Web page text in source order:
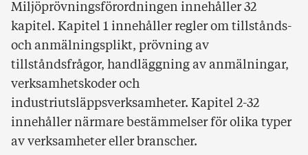
Miljöprövningsförordningen innehåller 32
kapitel. Kapitel 1 innehåller regler om tillstånds-
och anmälningsplikt, prövning av
tillståndsfrågor, handläggning av anmälningar,
verksamhetskoder och
industriutsläppsverksamheter. Kapitel 2-32
innehåller närmare bestämmelser för olika typer
av verksamheter eller branscher.